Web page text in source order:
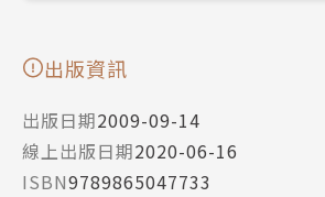
出版資訊
出版日期2009-09-14
線上出版日期2020-06-16
ISBN9789865047733